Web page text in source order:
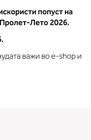
попуст на
Лето 2026.
важи во e-shop и